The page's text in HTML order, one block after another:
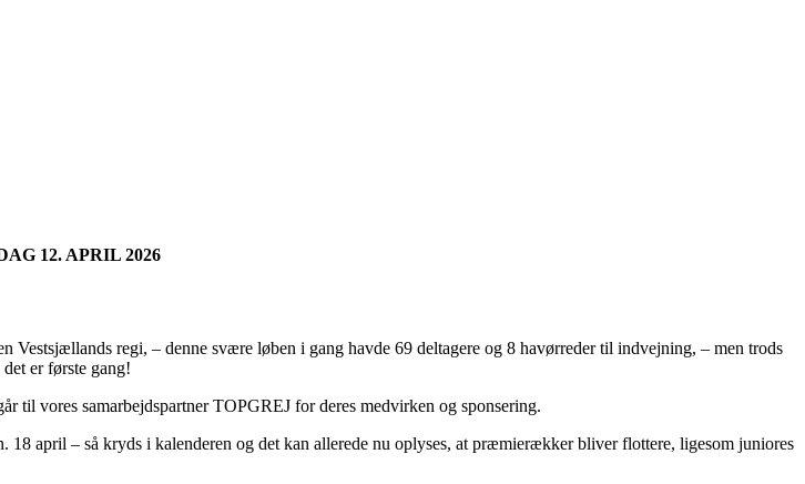
12. APRIL 2026
regi, – denne svære løben i gang havde 69 deltagere og 8 havørreder til indvejning, – men trods
er første gang!
til vores samarbejdspartner TOPGREJ for deres medvirken og sponsering.
april – så kryds i kalenderen og det kan allerede nu oplyses, at præmierækker bliver flottere, ligesom juniores